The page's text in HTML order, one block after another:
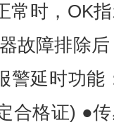
常时，OK
故障排除
警延时功能
合格证) ●